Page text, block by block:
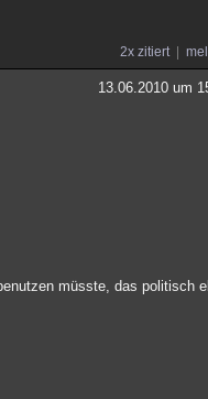
2x zitiert
13.06.2010 um
müsste, das politisch